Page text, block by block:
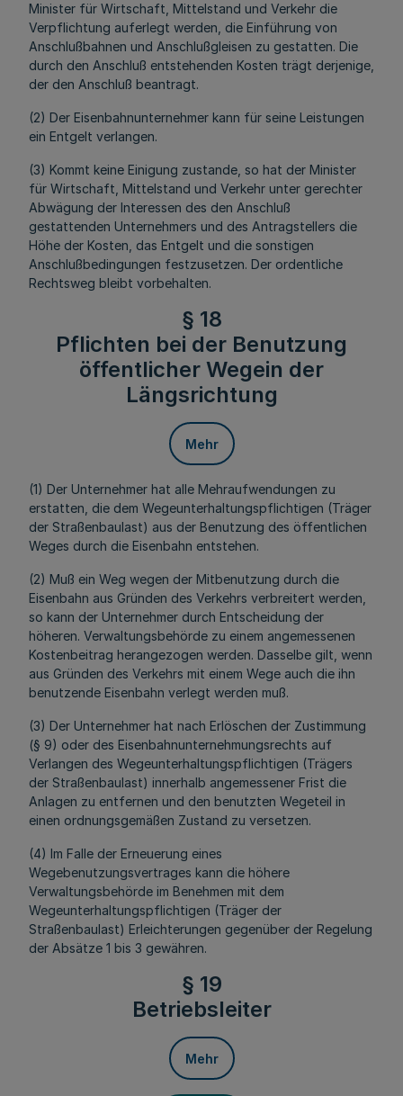
Minister für Wirtschaft, Mittelstand und Verkehr die
Verpflichtung auferlegt werden, die Einführung von
Anschlußbahnen und Anschlußgleisen zu gestatten. Die
durch den Anschluß entstehenden Kosten trägt derjenige,
der den Anschluß beantragt.
(2) Der Eisenbahnunternehmer kann für seine Leistungen
ein Entgelt verlangen.
(3) Kommt keine Einigung zustande, so hat der Minister
für Wirtschaft, Mittelstand und Verkehr unter gerechter
Abwägung der Interessen des den Anschluß
gestattenden Unternehmers und des Antragstellers die
Höhe der Kosten, das Entgelt und die sonstigen
Anschlußbedingungen festzusetzen. Der ordentliche
Rechtsweg bleibt vorbehalten.
§ 18
Pflichten bei der Benutzung
öffentlicher Wegein der
Längsrichtung
Mehr
(1) Der Unternehmer hat alle Mehraufwendungen zu
erstatten, die dem Wegeunterhaltungspflichtigen (Träger
der Straßenbaulast) aus der Benutzung des öffentlichen
Weges durch die Eisenbahn entstehen.
(2) Muß ein Weg wegen der Mitbenutzung durch die
Eisenbahn aus Gründen des Verkehrs verbreitert werden,
so kann der Unternehmer durch Entscheidung der
höheren. Verwaltungsbehörde zu einem angemessenen
Kostenbeitrag herangezogen werden. Dasselbe gilt, wenn
aus Gründen des Verkehrs mit einem Wege auch die ihn
benutzende Eisenbahn verlegt werden muß.
(3) Der Unternehmer hat nach Erlöschen der Zustimmung
(§ 9) oder des Eisenbahnunternehmungsrechts auf
Verlangen des Wegeunterhaltungspflichtigen (Trägers
der Straßenbaulast) innerhalb angemessener Frist die
Anlagen zu entfernen und den benutzten Wegeteil in
einen ordnungsgemäßen Zustand zu versetzen.
(4) Im Falle der Erneuerung eines
Wegebenutzungsvertrages kann die höhere
Verwaltungsbehörde im Benehmen mit dem
Wegeunterhaltungspflichtigen (Träger der
Straßenbaulast) Erleichterungen gegenüber der Regelung
der Absätze 1 bis 3 gewähren.
§ 19
Betriebsleiter
Mehr